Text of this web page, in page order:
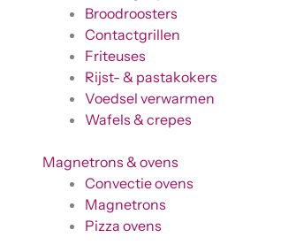
Broodroosters
Contactgrillen
Friteuses
Rijst- & pastakokers
Voedsel verwarmen
Wafels & crepes
Magnetrons & ovens
Convectie ovens
Magnetrons
Pizza ovens